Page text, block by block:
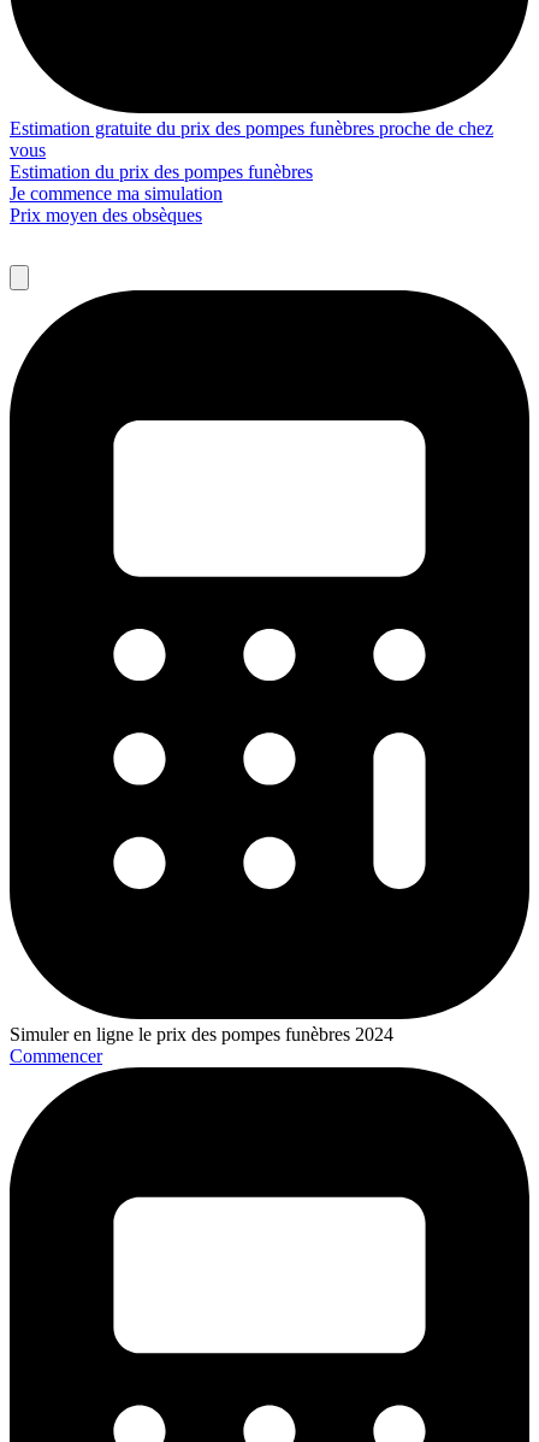
Estimation gratuite du prix des pompes funèbres proche de chez
vous
Estimation du prix des pompes funèbres
Je commence ma simulation
Prix moyen des obsèques
Simuler en ligne le prix des pompes funèbres 2024
Commencer